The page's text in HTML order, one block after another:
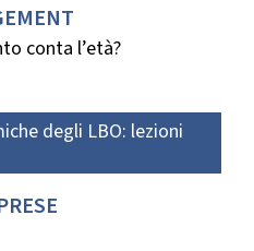
conta l’età?
degli LBO: lezioni